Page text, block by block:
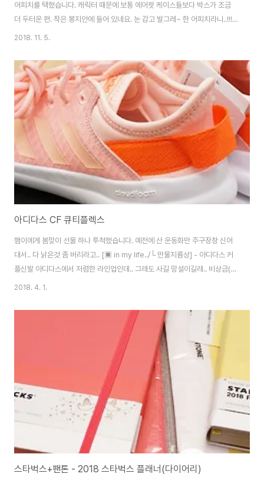
어피치를 택했습니다. 캐릭터 때문에 보통 에어팟 케이스들보다 박스가 조금
더 두터운 편. 작은 봉지안에 들어 있네요. 눈 감고 발그레~ 한 어피치라니..!!!
라이언파인 저조차도 돌리는 저 표정!!! 기존에 쓰던 케이스와 비교. 가볍게 쓰
상] - 엘라고 에어팟 듀오 케이스 볼록하게 튀어나온 어피치 표정이 하이라이
트죠. 암요. 뒤에는 상하 연결되어 있는 평범한 형태. 아우~ 이쁘네요. 부농부농
하니~ ㅋㅑ~~~ 충전단자 보호캡도 있습니다. 햄이가 들고 다닐 수 있겠냐고
물어보지만.. 아주 만족하며 사용중. ㅎㅎㅎ
2018. 11. 5.
아디다스 CF 큐티플렉스
햄이에게 봄맞이 선물 하나 투척했습니다. 예전에 산 운동화만 주구장창 신어
대서.. 다 낡은것 좀 버리라고.. [▣ in my life../└ 만물지름상] - 아디다스 커
플신발 아디다스에서 저렴한 라인업인데.. 그래도 사길 망설이길래.. 비상금(?)
으로 몰래 샀어요. CF 큐티플렉스입니다. 상큼한 봄에 어울리는 핑크. 벚꽃 생
만 충분한 쿠셔닝을 제공하죠. 역시 대세는 아디다스. 자, 이제 회색 신발 버리
2018. 4. 1.
스타벅스+팬톤 - 2018 스타벅스 플래너(다이어리)